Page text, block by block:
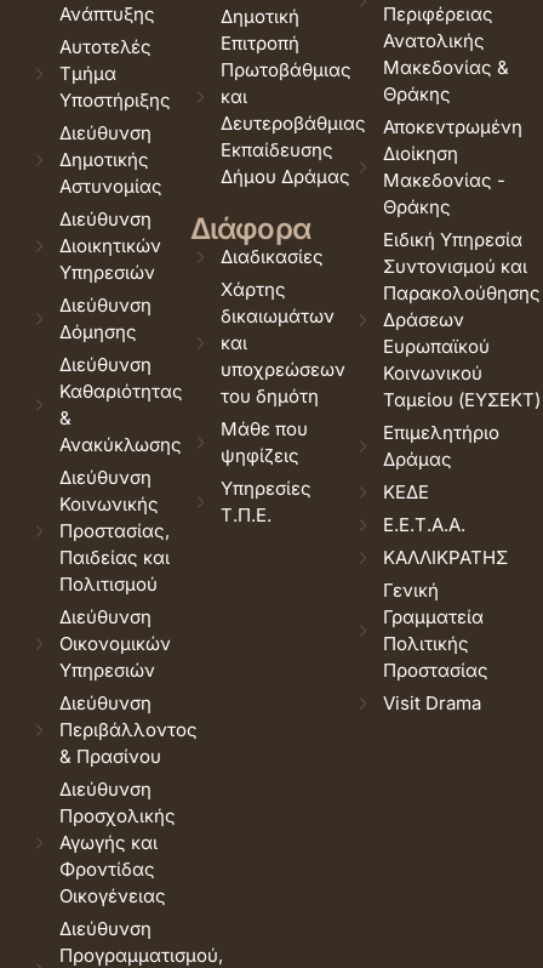
Ανάπτυξης
Αυτοτελές
Τμήμα
Υποστήριξης
Διεύθυνση
Δημοτικής
Αστυνομίας
Διεύθυνση
Διοικητικών
Υπηρεσιών
Διεύθυνση
Δόμησης
Διεύθυνση
Καθαριότητας
&
Ανακύκλωσης
Διεύθυνση
Κοινωνικής
Προστασίας,
Παιδείας και
Πολιτισμού
Διεύθυνση
Οικονομικών
Υπηρεσιών
Διεύθυνση
Περιβάλλοντος
& Πρασίνου
Διεύθυνση
Προσχολικής
Αγωγής και
Φροντίδας
Οικογένειας
Διεύθυνση
Προγραμματισμού,
Δημοτική
Επιτροπή
Πρωτοβάθμιας
και
Δευτεροβάθμιας
Εκπαίδευσης
Δήμου Δράμας
Διάφορα
Διαδικασίες
Χάρτης
δικαιωμάτων
και
υποχρεώσεων
του δημότη
Μάθε που
ψηφίζεις
Υπηρεσίες
Τ.Π.Ε.
Περιφέρειας
Ανατολικής
Μακεδονίας &
Θράκης
Αποκεντρωμένη
Διοίκηση
Μακεδονίας -
Θράκης
Ειδική Υπηρεσία
Συντονισμού και
Παρακολούθησης
Δράσεων
Ευρωπαϊκού
Κοινωνικού
Ταμείου (ΕΥΣΕΚΤ)
Επιμελητήριο
Δράμας
ΚΕΔΕ
Ε.Ε.Τ.Α.Α.
ΚΑΛΛΙΚΡΑΤΗΣ
Γενική
Γραμματεία
Πολιτικής
Προστασίας
Visit Drama